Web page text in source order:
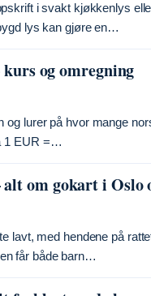
i svakt kjøkkenlys
lys kan gjøre en…
og omregning
og lurer på hvor mange
1 EUR =…
om gokart i Oslo
lavt, med hendene på
får både barn…